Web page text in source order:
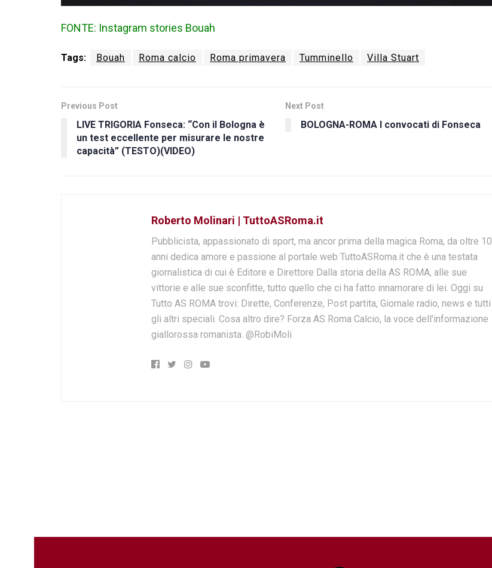
FONTE: Instagram stories Bouah
Tags: Bouah Roma calcio Roma primavera Tumminello Villa Stuart
Previous Post
LIVE TRIGORIA Fonseca: “Con il Bologna è
un test eccellente per misurare le nostre
capacità” (TESTO)(VIDEO)
Next Post
BOLOGNA-ROMA I convocati di Fonseca
Roberto Molinari | TuttoASRoma.it
Pubblicista, appassionato di sport, ma ancor prima della magica Roma, da oltre 10
anni dedica amore e passione al portale web TuttoASRoma.it che è una testata
giornalistica di cui è Editore e Direttore Dalla storia della AS ROMA, alle sue
vittorie e alle sue sconfitte, tutto quello che ci ha fatto innamorare di lei. Oggi su
Tutto AS ROMA trovi: Dirette, Conferenze, Post partita, Giornale radio, news e tutti
gli altri speciali. Cosa altro dire? Forza AS Roma Calcio, la voce dell'informazione
giallorossa romanista. @RobiMoli